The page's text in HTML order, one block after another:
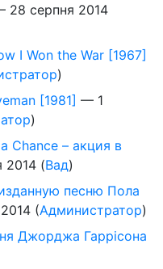
28 серпня 2014
I Won the War [1967]
)
[1981] — 1
)
Chance – акция в
2014 (Вад)
песню Пола
(Администратор)
Джорджа Гаррісона